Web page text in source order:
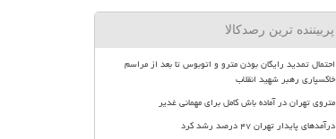
پربیننده ترین رصدکالا
احتمال تمدید رایگان بودن مترو و اتوبوس تا بعد از مراسم
خاکسپاری رهبر شهید انقلاب
متروی تهران در آماده باش کامل برای مهمانی غدیر
درآمدهای پایدار تهران ۴۷ درصد رشد کرد